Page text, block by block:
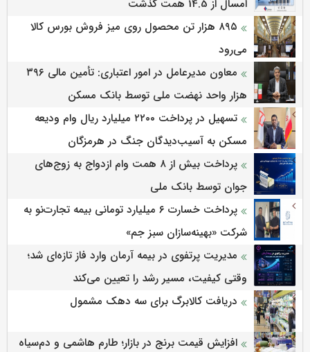
امسال از 14.5 همت گذشت
۸۹۵ هزار تن محصول روی میز فروش بورس کالا
می‌‌رود
معاون مدیرعامل در امور اعتباری: تأمین مالی ۳۹۶
هزار واحد نهضت ملی توسط بانک مسکن
تسهیل در پرداخت ۲۲۰۰ میلیارد ریال وام ودیعه
مسکن به آسیب‌دیدگان جنگ در هرمزگان
پرداخت بیش از ۸ همت وام ازدواج به زوج‌های
جوان توسط بانک ملی
پرداخت خسارت ۶ میلیارد تومانی بیمه تجارت‌نو به
شرکت «بهینه‌سازان سبز جم»
مدیریت پرتفوی در بیمه آرمان وارد فاز تازه‌ای شد؛
وقتی کیفیت، مسیر رشد را تعیین می‌کند
دریافت کالابرگ برای سه دهک مشمول
افزایش قیمت برنج در بازار؛ طارم هاشمی و دم‌سیاه